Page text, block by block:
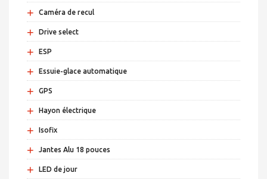
+ Caméra de recul
+ Drive select
+ ESP
+ Essuie-glace automatique
+ GPS
+ Hayon électrique
+ Isofix
+ Jantes Alu 18 pouces
+ LED de jour